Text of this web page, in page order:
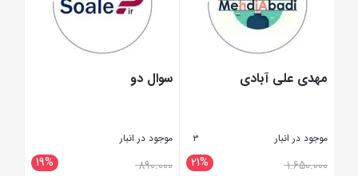
مهدی علی آبادی
موجود در انبار 3
21% 1.650.000
سوال دو
موجود در انبار
19% 890.000